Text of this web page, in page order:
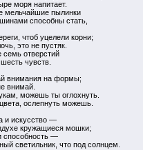
моря напитает.
мельчайшие пылинки
способны стать,
чтоб уцелели корни;
это не пустяк.
семь отверстий
чувств.
внимания на формы;
внимай.
можешь ты оглохнуть.
ослепнуть можешь.
и искусство —
кружащиеся мошки;
способность —
светильник, что под солнцем.